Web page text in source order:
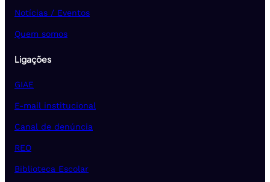
Notícias / Eventos
Quem somos
Ligações
GIAE
E-mail institucional
Canal de denúncia
REO
Biblioteca Escolar